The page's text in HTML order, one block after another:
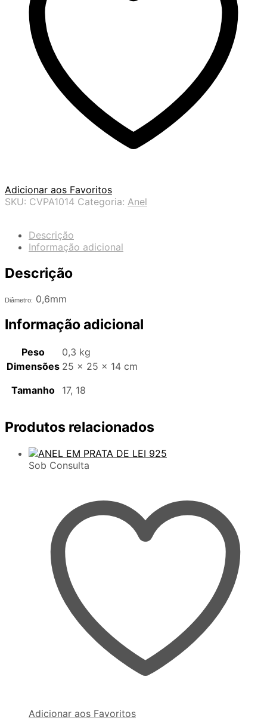
Adicionar aos Favoritos
SKU: CVPA1014 Categoria: Anel
Descrição
Informação adicional
Descrição
Diâmetro: 0,6mm
Informação adicional
Peso
0,3 kg
Dimensões 25 × 25 × 14 cm
Tamanho
17, 18
Produtos relacionados
Sob Consulta
Adicionar aos Favoritos